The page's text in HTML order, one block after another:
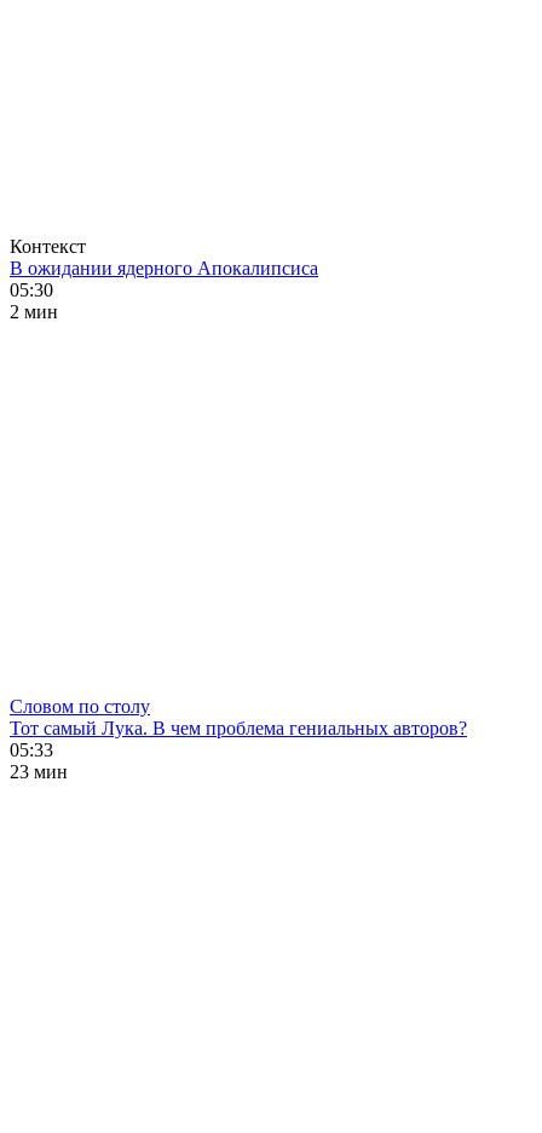
Контекст
В ожидании ядерного Апокалипсиса
05:30
2 мин
Словом по столу
Тот самый Лука. В чем проблема гениальных авторов?
05:33
23 мин